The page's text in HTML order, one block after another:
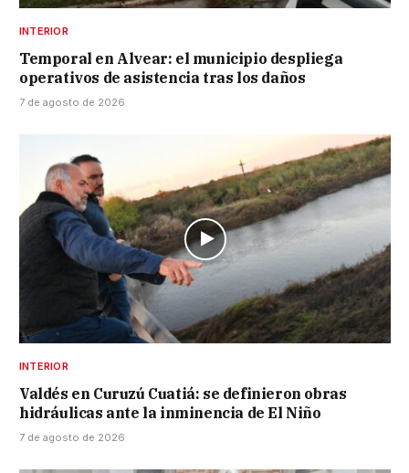
INTERIOR
Temporal en Alvear: el municipio despliega
operativos de asistencia tras los daños
7 de agosto de 2026
INTERIOR
Valdés en Curuzú Cuatiá: se definieron obras
hidráulicas ante la inminencia de El Niño
7 de agosto de 2026